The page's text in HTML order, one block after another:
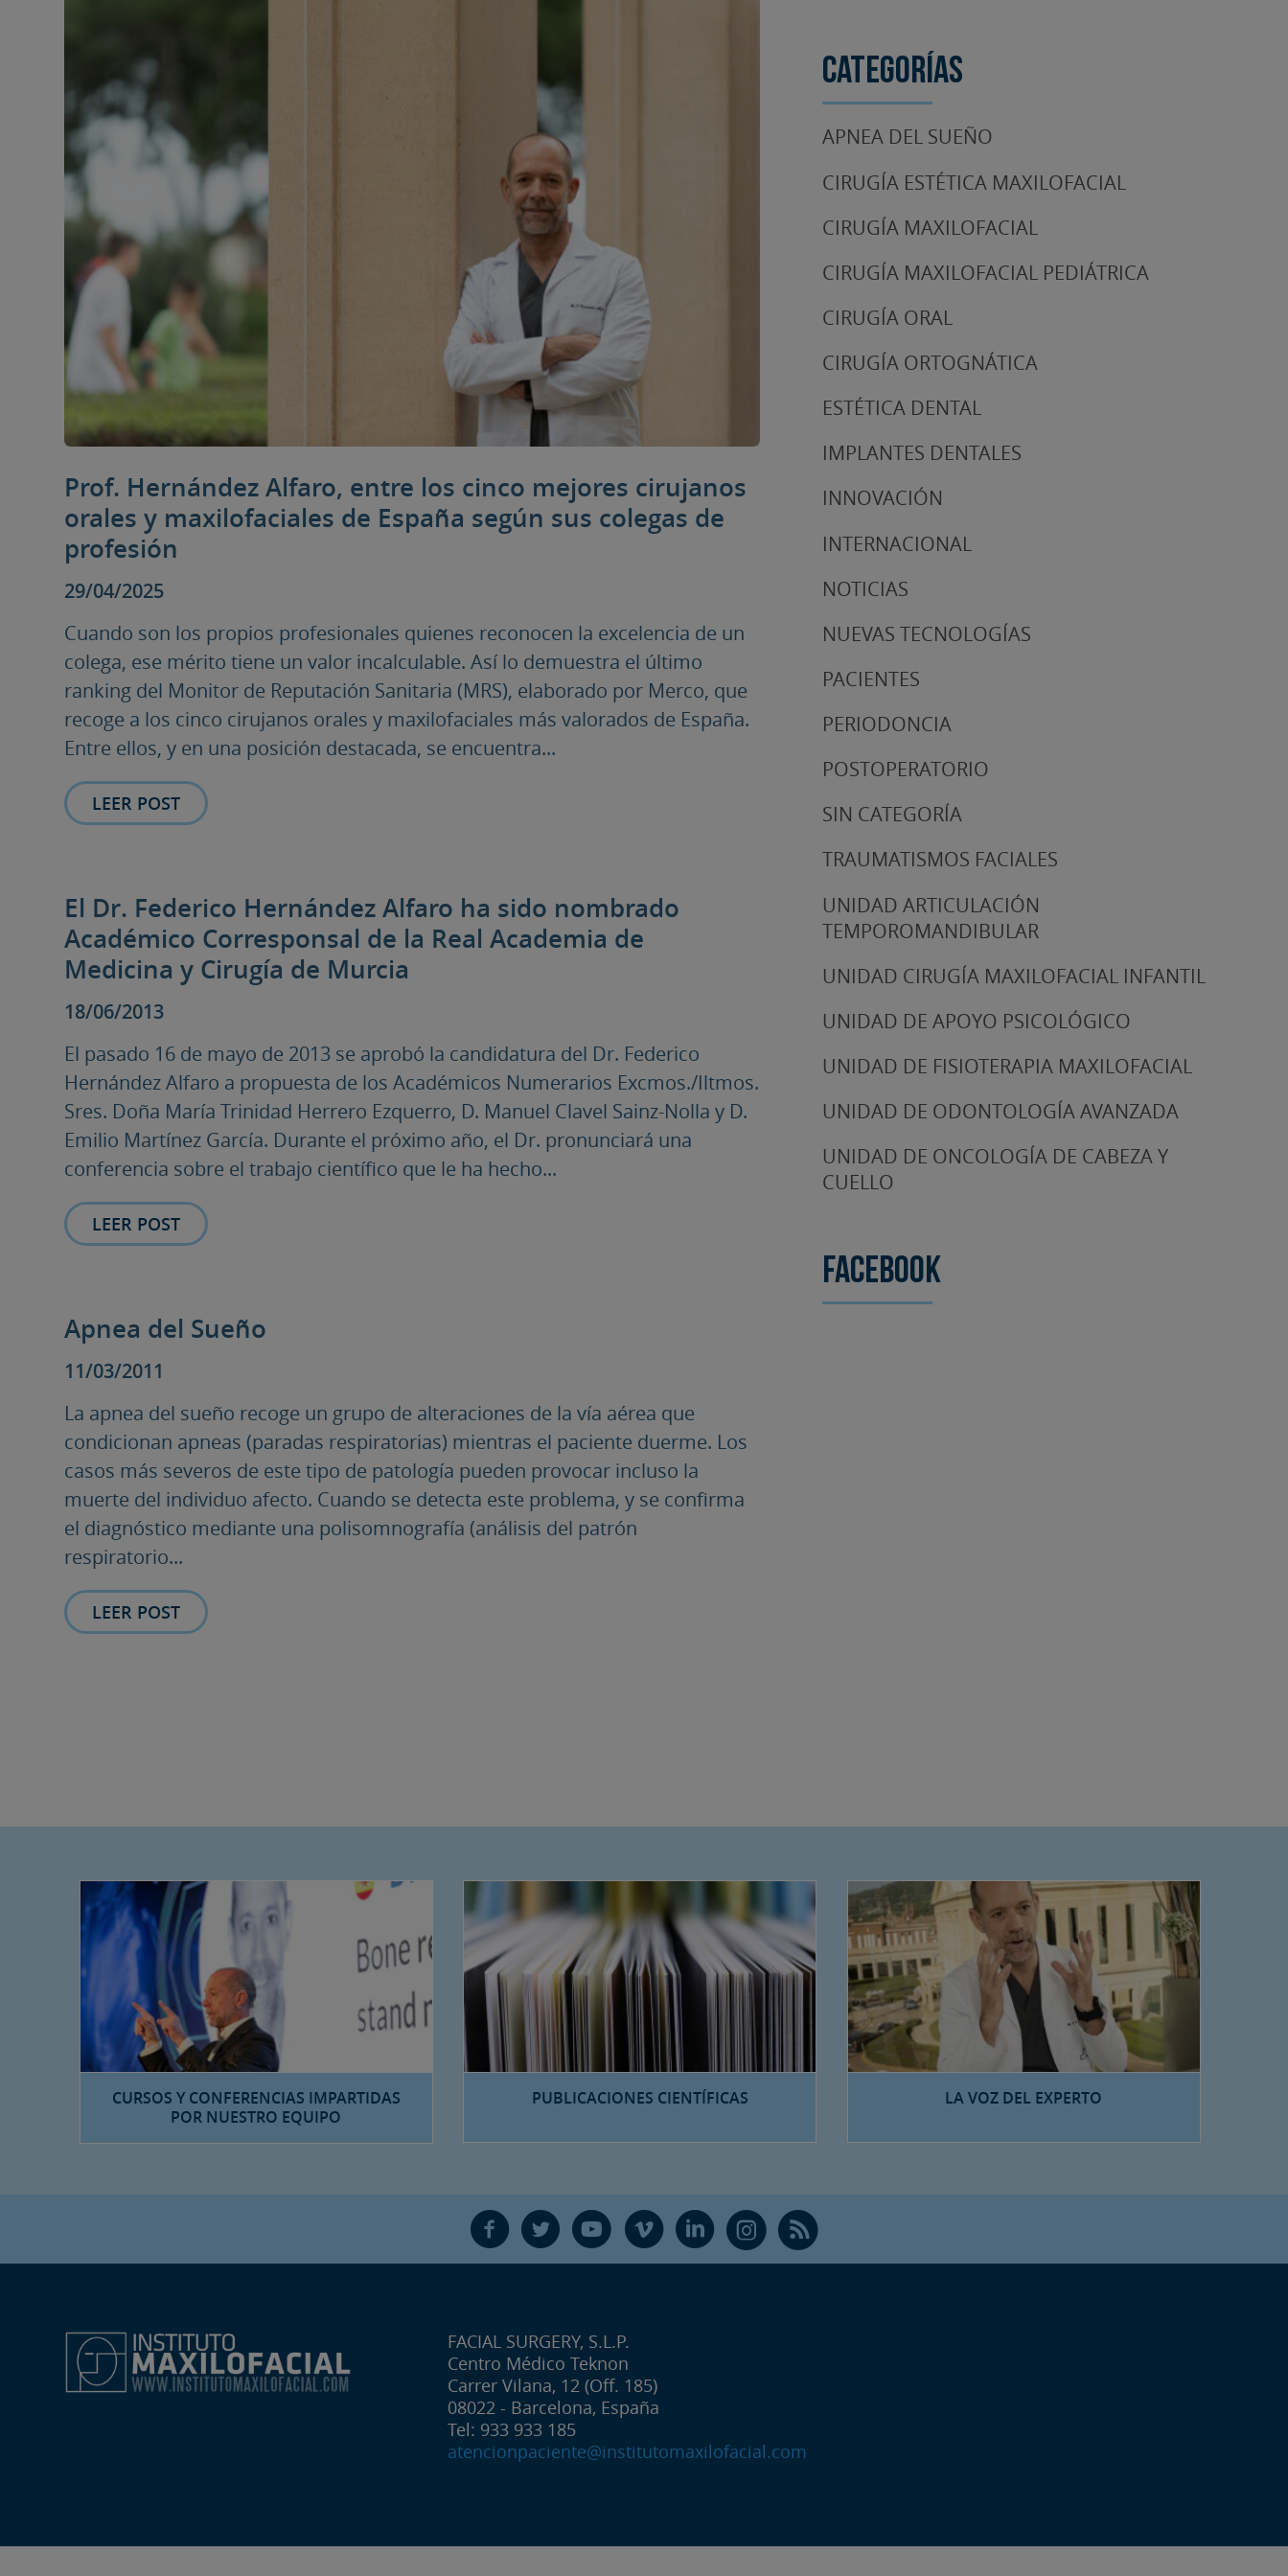
Prof. Hernández Alfaro, entre los cinco mejores cirujanos
orales y maxilofaciales de España según sus colegas de
profesión
29/04/2025
Cuando son los propios profesionales quienes reconocen la excelencia de un
colega, ese mérito tiene un valor incalculable. Así lo demuestra el último
ranking del Monitor de Reputación Sanitaria (MRS), elaborado por Merco, que
recoge a los cinco cirujanos orales y maxilofaciales más valorados de España.
Entre ellos, y en una posición destacada, se encuentra...
LEER POST
El Dr. Federico Hernández Alfaro ha sido nombrado
Académico Corresponsal de la Real Academia de
Medicina y Cirugía de Murcia
18/06/2013
El pasado 16 de mayo de 2013 se aprobó la candidatura del Dr. Federico
Hernández Alfaro a propuesta de los Académicos Numerarios Excmos./Iltmos.
Sres. Doña María Trinidad Herrero Ezquerro, D. Manuel Clavel Sainz-Nolla y D.
Emilio Martínez García. Durante el próximo año, el Dr. pronunciará una
conferencia sobre el trabajo científico que le ha hecho...
LEER POST
Apnea del Sueño
11/03/2011
La apnea del sueño recoge un grupo de alteraciones de la vía aérea que
condicionan apneas (paradas respiratorias) mientras el paciente duerme. Los
casos más severos de este tipo de patología pueden provocar incluso la
muerte del individuo afecto. Cuando se detecta este problema, y se confirma
el diagnóstico mediante una polisomnografía (análisis del patrón
respiratorio...
LEER POST
Categorías
APNEA DEL SUEÑO
CIRUGÍA ESTÉTICA MAXILOFACIAL
CIRUGÍA MAXILOFACIAL
CIRUGÍA MAXILOFACIAL PEDIÁTRICA
CIRUGÍA ORAL
CIRUGÍA ORTOGNÁTICA
ESTÉTICA DENTAL
IMPLANTES DENTALES
INNOVACIÓN
INTERNACIONAL
NOTICIAS
NUEVAS TECNOLOGÍAS
PACIENTES
PERIODONCIA
POSTOPERATORIO
SIN CATEGORÍA
TRAUMATISMOS FACIALES
UNIDAD ARTICULACIÓN
TEMPOROMANDIBULAR
UNIDAD CIRUGÍA MAXILOFACIAL INFANTIL
UNIDAD DE APOYO PSICOLÓGICO
UNIDAD DE FISIOTERAPIA MAXILOFACIAL
UNIDAD DE ODONTOLOGÍA AVANZADA
UNIDAD DE ONCOLOGÍA DE CABEZA Y
CUELLO
Facebook
CURSOS Y CONFERENCIAS IMPARTIDAS
POR NUESTRO EQUIPO
PUBLICACIONES CIENTÍFICAS LA VOZ DEL EXPERTO
F T Y V L Ñ R
FACIAL SURGERY, S.L.P.
Centro Médico Teknon
Carrer Vilana, 12 (Off. 185)
08022 - Barcelona, España
Tel: 933 933 185
atencionpaciente@institutomaxilofacial.com